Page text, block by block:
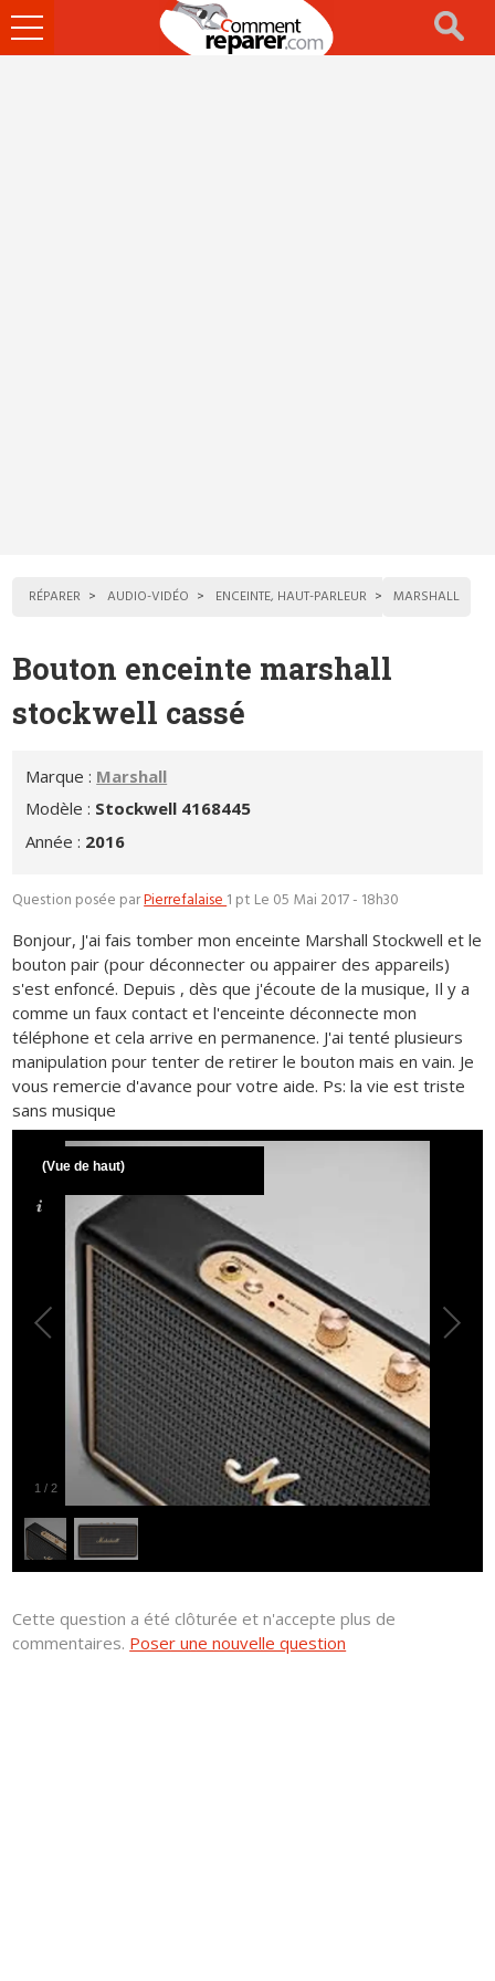
Ouvrir
le
RÉPARER AUDIO-VIDÉO ENCEINTE, HAUT-PARLEUR MARSHALL
Bouton enceinte marshall
stockwell cassé
Marque : Marshall
Modèle : Stockwell 4168445
Année : 2016
Question posée parPierrefalaise1 pt Le 05 Mai 2017 - 18h30
Bonjour, J'ai fais tomber mon enceinte Marshall Stockwell et le
bouton pair (pour déconnecter ou appairer des appareils)
s'est enfoncé. Depuis , dès que j'écoute de la musique, Il y a
comme un faux contact et l'enceinte déconnecte mon
téléphone et cela arrive en permanence. J'ai tenté plusieurs
manipulation pour tenter de retirer le bouton mais en vain. Je
vous remercie d'avance pour votre aide. Ps: la vie est triste
sans musique
1 /2
(Vue de haut)
Cette question a été clôturée et n'accepte plus de
commentaires. Poser une nouvelle question